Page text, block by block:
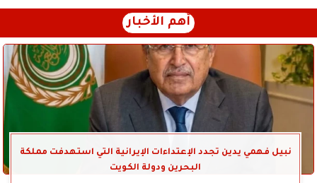
أهم الأخبار
نبيل فهمي يدين تجدد الإعتداءات الإيرانية التي استهدفت مملكة
البحرين ودولة الكويت